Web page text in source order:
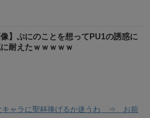
像】ぷにのことを想ってPU1の誘惑に
耐えたｗｗｗｗｗ
キャラに聖杯捧げるか迷うわ ⇒ お前